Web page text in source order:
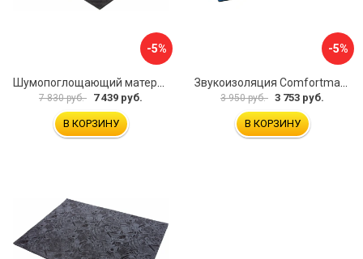
-5%
7 830 руб. 7 439 руб.
В КОРЗИНУ
-5%
3 950 руб. 3 753 руб.
В КОРЗИНУ